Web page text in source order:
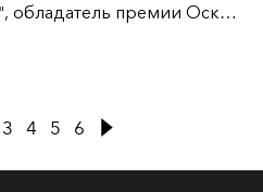
обладатель премии Оскар
самые разные роли: от
в "Суде над чикагской
твари".
3 4 5 6